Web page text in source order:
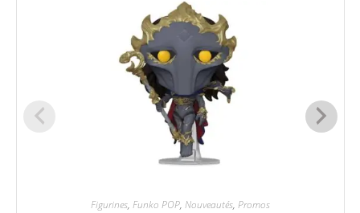
Figurines, Funko POP, Nouveautés, Promos